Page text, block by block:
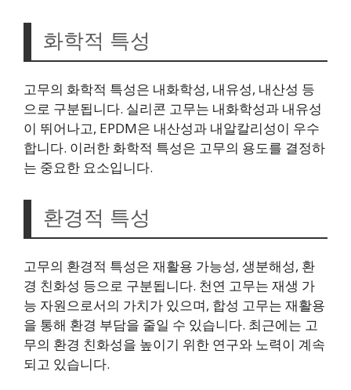
화학적 특성
고무의 화학적 특성은 내화학성, 내유성, 내산성 등
으로 구분됩니다. 실리콘 고무는 내화학성과 내유성
이 뛰어나고, EPDM은 내산성과 내알칼리성이 우수
합니다. 이러한 화학적 특성은 고무의 용도를 결정하
는 중요한 요소입니다.
환경적 특성
고무의 환경적 특성은 재활용 가능성, 생분해성, 환
경 친화성 등으로 구분됩니다. 천연 고무는 재생 가
능 자원으로서의 가치가 있으며, 합성 고무는 재활용
을 통해 환경 부담을 줄일 수 있습니다. 최근에는 고
무의 환경 친화성을 높이기 위한 연구와 노력이 계속
되고 있습니다.